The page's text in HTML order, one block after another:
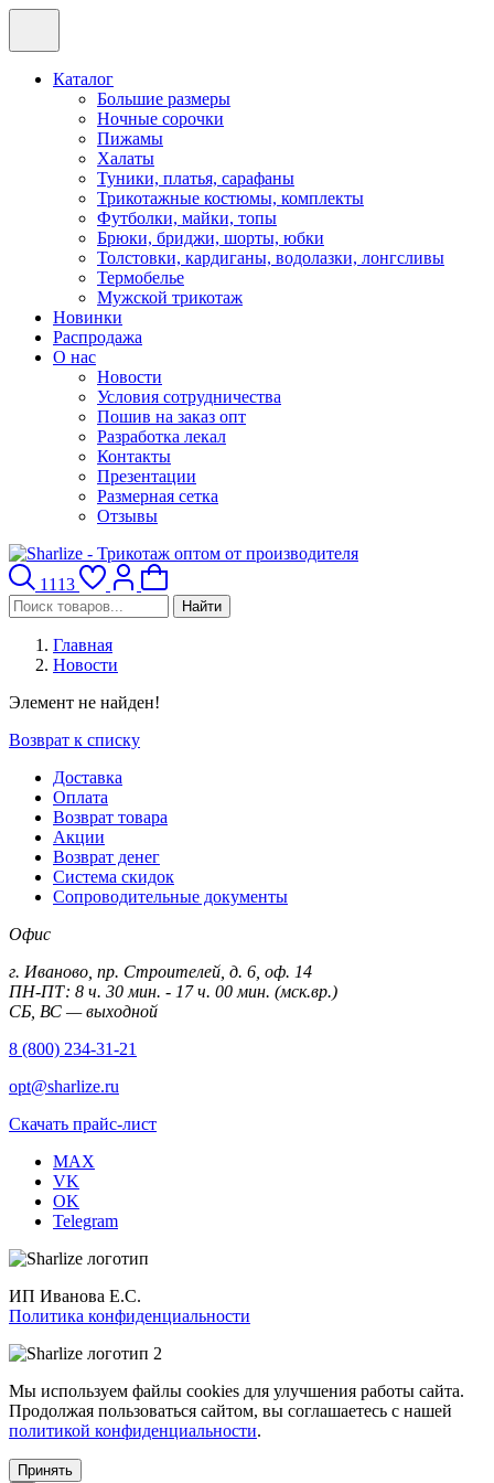
Каталог
Большие размеры
Ночные сорочки
Пижамы
Халаты
Туники, платья, сарафаны
Трикотажные костюмы, комплекты
Футболки, майки, топы
Брюки, бриджи, шорты, юбки
Толстовки, кардиганы, водолазки, лонгсливы
Термобелье
Мужской трикотаж
Новинки
Распродажа
О нас
Новости
Условия сотрудничества
Пошив на заказ опт
Разработка лекал
Контакты
Презентации
Размерная сетка
Отзывы
1113
Найти
Главная
Новости
Элемент не найден!
Возврат к списку
Доставка
Оплата
Возврат товара
Акции
Возврат денег
Система скидок
Сопроводительные документы
Офис
г. Иваново, пр. Строителей, д. 6, оф. 14
ПН-ПТ: 8 ч. 30 мин. - 17 ч. 00 мин. (мск.вр.)
СБ, ВС — выходной
8 (800) 234-31-21
opt@sharlize.ru
Скачать прайс-лист
MAX
VK
OK
Telegram
ИП Иванова Е.С.
Политика конфиденциальности
Мы используем файлы cookies для улучшения работы сайта.
Продолжая пользоваться сайтом, вы соглашаетесь с нашей
политикой конфиденциальности.
Принять